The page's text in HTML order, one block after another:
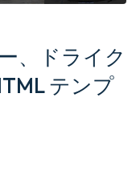
、ドライク
テンプ